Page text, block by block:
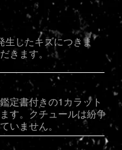
生したキズにつきま
きます。
定書付きの1カラット
す。クチュールは紛争
いません。